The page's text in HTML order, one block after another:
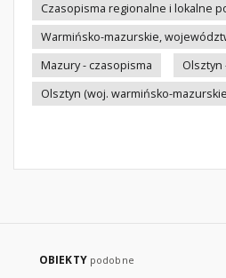
Czasopisma regionalne i lokalne
Warmińsko-mazurskie,
Mazury - czasopisma
Olsztyn
Olsztyn (woj. warmińsko-
OBIEKTY podobne